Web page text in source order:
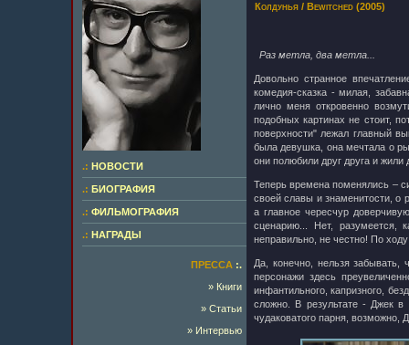
.: НОВОСТИ
.: БИОГРАФИЯ
.: ФИЛЬМОГРАФИЯ
.: НАГРАДЫ
ПРЕССА :.
» Книги
» Статьи
» Интервью
Колдунья / Bewitched (2005)
Раз метла, два метла...
Довольно странное
комедия-сказка - милая,
лично меня откровенно
подобных картинах не стоит,
поверхности" лежал главный
была девушка, она мечтала о
они полюбили друг друга и жили
Теперь времена поменялись –
своей славы и знаменитости, о
а главное чересчур
сценарию... Нет, разумеется,
неправильно, не честно! По
Да, конечно, нельзя
персонажи здесь
инфантильного, капризного,
сложно. В результате - Джек в
чудаковатого парня, возможно,